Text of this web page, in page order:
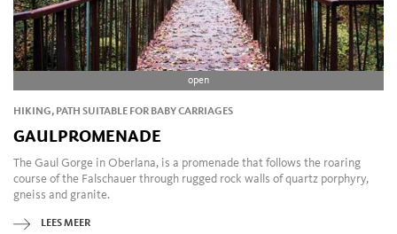
open
HIKING, PATH SUITABLE FOR BABY CARRIAGES
GAULPROMENADE
The Gaul Gorge in Oberlana, is a promenade that follows the roaring
course of the Falschauer through rugged rock walls of quartz porphyry,
gneiss and granite.
LEES MEER